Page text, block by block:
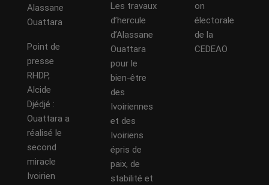
Alassane
Ouattara
Point de
presse
RHDP,
Alcide
Djédjé :
Ouattara a
réalisé le
second
miracle
Ivoirien
Les travaux
d’hercule
d’Alassane
Ouattara
pour le
bien-être
des
Ivoiriennes
et des
Ivoiriens
épris de
paix, de
stabilité et
on
électorale
de la
CEDEAO